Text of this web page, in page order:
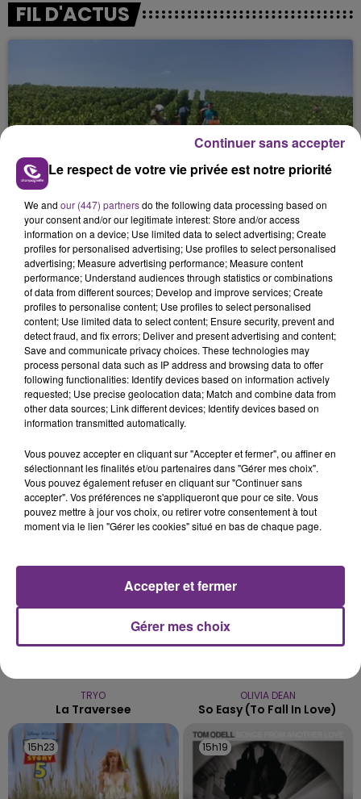
FIL D'ACTUS
L'INSPECTION DU TRAVAIL RAPPELLE À
L'ORDRE SUR LES CONDITIONS DE...
Alors que les dates de début des vendange 2026
s'est avéré être plus précoce que prévu,
l'inspection du Travail en profite pour rappeler
les conditions de...
UN FEU DE REMORQUE BLOQUE LA
CIRCULATION DANS LES ARDENNES
Un feu de remorque s'est déclaré ce mercredi en
fin de matinée sur l'A34.
TITRES DIFFUSÉS
15h29
15h29
TRYO
La Traversee
15h26
15h26
OLIVIA DEAN
So Easy (to Fall In Love)
15h23
15h23 15h19
15h19
Le respect de votre vie privée est notre priorité
We and our (447) partnersdo the following data processing based on
your consent and/or our legitimate interest: Store and/or access
information on a device; Use limited data to select advertising; Create
profiles for personalised advertising; Use profiles to select personalised
advertising; Measure advertising performance; Measure content
performance; Understand audiences through statistics or combinations
of data from different sources; Develop and improve services; Create
profiles to personalise content; Use profiles to select personalised
content; Use limited data to select content; Ensure security, prevent and
detect fraud, and fix errors; Deliver and present advertising and content;
Save and communicate privacy choices. These technologies may
process personal data such as IP address and browsing data to offer
following functionalities: Identify devices based on information actively
requested; Use precise geolocation data; Match and combine data from
other data sources; Link different devices; Identify devices based on
information transmitted automatically.
Vous pouvez accepter en cliquant sur "Accepter et fermer", ou affiner en
sélectionnant les finalités et/ou partenaires dans "Gérer mes choix".
Vous pouvez également refuser en cliquant sur "Continuer sans
accepter". Vos préférences ne s'appliqueront que pour ce site. Vous
pouvez mettre à jour vos choix, ou retirer votre consentement à tout
moment via le lien "Gérer les cookies" situé en bas de chaque page.
Gérer mes choix
Accepter et fermer
Continuer sans accepter